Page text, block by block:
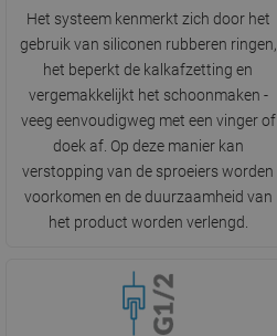
Het systeem kenmerkt zich door het
gebruik van siliconen rubberen ringen,
het beperkt de kalkafzetting en
vergemakkelijkt het schoonmaken -
veeg eenvoudigweg met een vinger of
doek af. Op deze manier kan
verstopping van de sproeiers worden
voorkomen en de duurzaamheid van
het product worden verlengd.